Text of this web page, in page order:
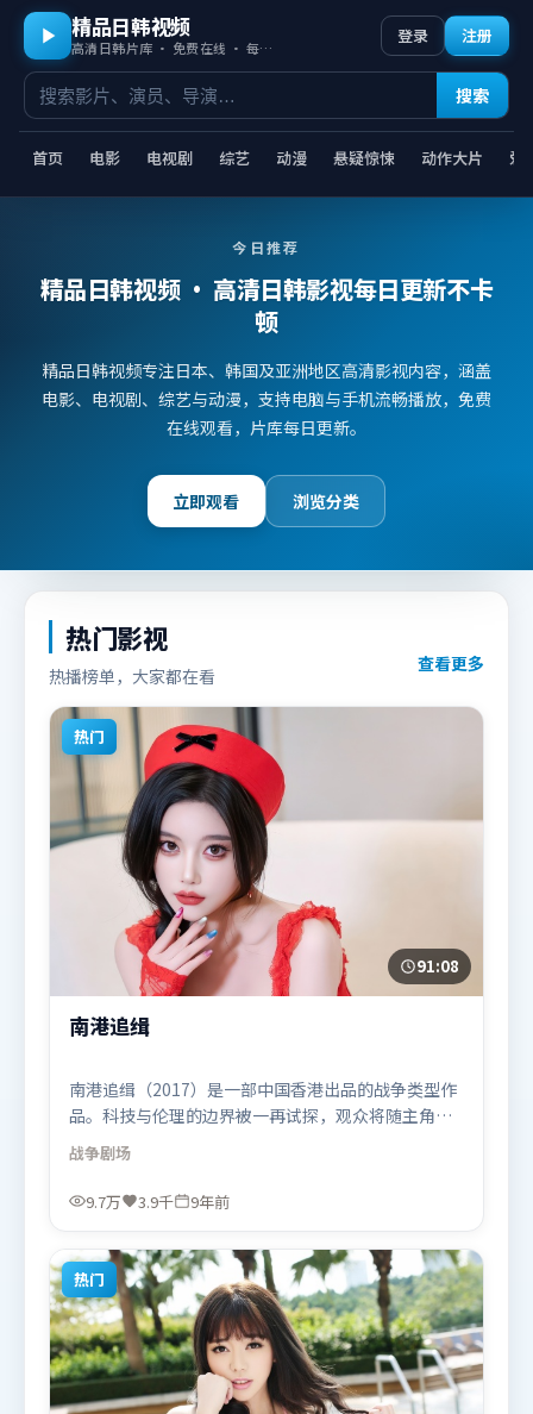
精品日韩视频
高清日韩片库 · 免费在线 · 每日更新
首页 电影 电视剧 综艺 动漫 悬疑惊悚 动作大片 爱
搜索
登录 注册
今日推荐
精品日韩视频· 高清日韩影视每日更新不卡
顿
精品日韩视频专注日本、韩国及亚洲地区高清影视内容，涵盖
电影、电视剧、综艺与动漫，支持电脑与手机流畅播放，免费
在线观看，片库每日更新。
立即观看 浏览分类
热门影视
热播榜单，大家都在看
查看更多
热门
91:08
南港追缉
南港追缉（2017）是一部中国香港出品的战争类型作
品。科技与伦理的边界被一再试探，观众将随主角一
起经历道德震荡。叙事线索多线并进，最终在关键节
点收束。由让-皮埃尔·热内执导，马东锡、奥卡菲
娜、赵丽颖，孙艺珍、基里安·墨菲、段奕宏等联袂
首映上线，适合喜欢战争题材的观众观看。
战争剧场
9.7万 3.9千 9年前
热门